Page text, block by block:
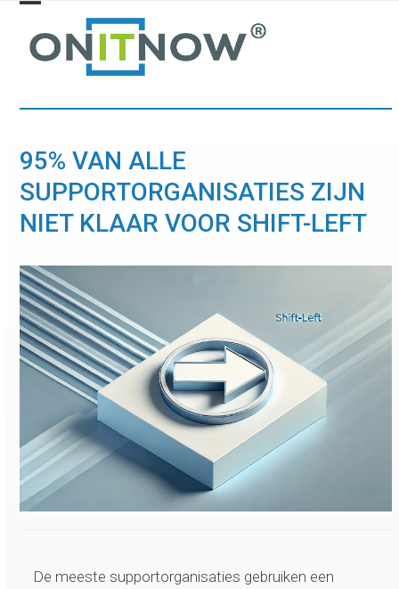
Skip
contentmobile
mobile
95% VAN ALLE
SUPPORTORGANISATIES ZIJN
NIET KLAAR VOOR SHIFT-LEFT
De meeste supportorganisaties gebruiken een